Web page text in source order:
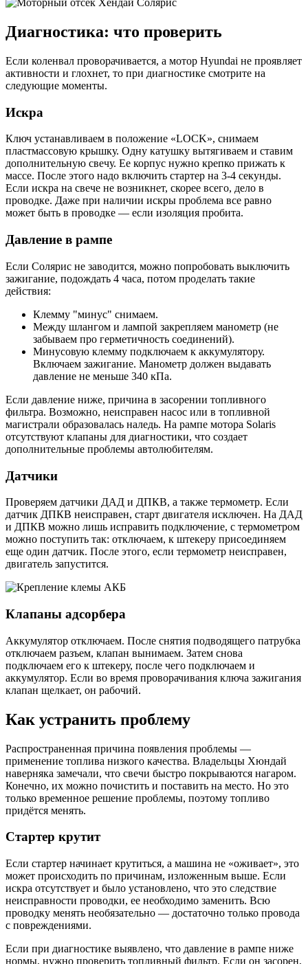
Диагностика: что проверить
Если коленвал проворачивается, а мотор Hyundai не проявляет
активности и глохнет, то при диагностике смотрите на
следующие моменты.
Искра
Ключ устанавливаем в положение «LOCK», снимаем
пластмассовую крышку. Одну катушку вытягиваем и ставим
дополнительную свечу. Ее корпус нужно крепко прижать к
массе. После этого надо включить стартер на 3-4 секунды.
Если искра на свече не возникнет, скорее всего, дело в
проводке. Даже при наличии искры проблема все равно
может быть в проводке — если изоляция пробита.
Давление в рампе
Если Солярис не заводится, можно попробовать выключить
зажигание, подождать 4 часа, потом проделать такие
действия:
Клемму "минус" снимаем.
Между шлангом и лампой закрепляем манометр (не
забываем про герметичность соединений).
Минусовую клемму подключаем к аккумулятору.
Включаем зажигание. Манометр должен выдавать
давление не меньше 340 кПа.
Если давление ниже, причина в засорении топливного
фильтра. Возможно, неисправен насос или в топливной
магистрали образовалась наледь. На рампе мотора Solaris
отсутствуют клапаны для диагностики, что создает
дополнительные проблемы автолюбителям.
Датчики
Проверяем датчики ДАД и ДПКВ, а также термометр. Если
датчик ДПКВ неисправен, старт двигателя исключен. На ДАД
и ДПКВ можно лишь исправить подключение, с термометром
можно поступить так: отключаем, к штекеру присоединяем
еще один датчик. После этого, если термометр неисправен,
двигатель запустится.
Клапаны адсорбера
Аккумулятор отключаем. После снятия подводящего патрубка
отключаем разъем, клапан вынимаем. Затем снова
подключаем его к штекеру, после чего подключаем и
аккумулятор. Если во время проворачивания ключа зажигания
клапан щелкает, он рабочий.
Как устранить проблему
Распространенная причина появления проблемы —
применение топлива низкого качества. Владельцы Хюндай
наверняка замечали, что свечи быстро покрываются нагаром.
Конечно, их можно почистить и поставить на место. Но это
только временное решение проблемы, поэтому топливо
придётся менять.
Стартер крутит
Если стартер начинает крутиться, а машина не «оживает», это
может происходить по причинам, изложенным выше. Если
искра отсутствует и было установлено, что это следствие
неисправности проводки, ее необходимо заменить. Всю
проводку менять необязательно — достаточно только провода
с повреждениями.
Если при диагностике выявлено, что давление в рампе ниже
нормы, нужно проверить топливный фильтр. Если он засорен,